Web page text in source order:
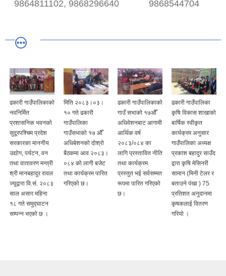
9864811102, 9868296640 9868544704
ढकारी गाउँपालिकाको
नवनिर्मित
प्रशासनिक भवनको
सुदूरपश्चिम प्रदेश
सरकारका माननीय
उद्योग, पर्यटन, वन
तथा वातावरण मन्त्री
श्री मानबहादुर रावल
ज्यूद्वारा वि.सं. २०८३
साल असार महिना
१८ गते समुद्घाटन
सम्पन्न भएको छ ।
मिति २०८३।०३।
१० गते ढकारी
गाउँपालिका
गाउँसभाको १७ औँ
अधिबेशनको दोश्रो
बैठकमा आव २०८३।
०८४ को लागी बजेट
तथा कार्यक्रम पारित
गरिएको छ।
ढकारी गाउँपालिकाको
गाउँ सभाको १७औँ
अधिवेशनबाट आगामी
आर्थिक वर्ष
२०८३/०८४ का
लागि प्रस्तावित नीति
तथा कार्यक्रम
प्रस्तुत भई सर्वसम्मत
रूपमा पारित गरिएको
छ।
ढकारी गाउँपालिका
कृषि विकास शाखाको
बार्षिक स्वीकृत
कार्यक्रम अनुसार
गाउँपालिका अध्यक्ष
प्रकाश बहादुर साउँद
द्वारा कृषि मेसिनरी
सामान (मिनी टेलर र
बताउने पंखा ) 75
प्रतिशत अनुदानमा
कृषकलाई वितरण
गरियो ।